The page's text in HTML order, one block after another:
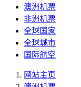
澳洲机票
非洲机票
全球国家
全球城市
国际航空
网站主页